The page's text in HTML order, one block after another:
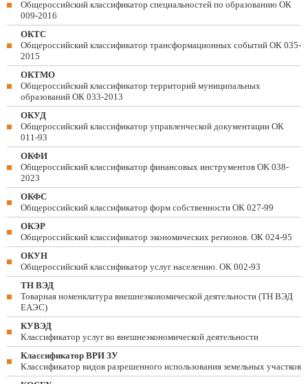
Общероссийский классификатор специальностей по образованию ОК
009-2016
ОКТС
Общероссийский классификатор трансформационных событий ОК 035-
2015
ОКТМО
Общероссийский классификатор территорий муниципальных
образований ОК 033-2013
ОКУД
Общероссийский классификатор управленческой документации ОК
011-93
ОКФИ
Общероссийский классификатор финансовых инструментов OK 038-
2023
ОКФС
Общероссийский классификатор форм собственности ОК 027-99
ОКЭР
Общероссийский классификатор экономических регионов. ОК 024-95
ОКУН
Общероссийский классификатор услуг населению. ОК 002-93
ТН ВЭД
Товарная номенклатура внешнеэкономической деятельности (ТН ВЭД
ЕАЭС)
КУВЭД
Классификатор услуг во внешнеэкономической деятельности
Классификатор ВРИ ЗУ
Классификатор видов разрешенного использования земельных участков